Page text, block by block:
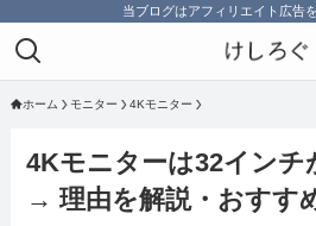
当ブログはアフィリエイト広告
ホーム モニター 4Kモニター
4Kモニターは32インチ
→ 理由を解説・おすす